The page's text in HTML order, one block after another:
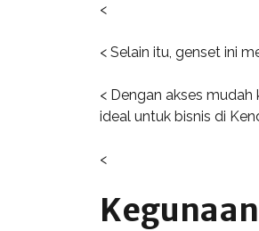
<
< Selain itu, genset ini
< Dengan akses
ideal untuk bisnis di
<